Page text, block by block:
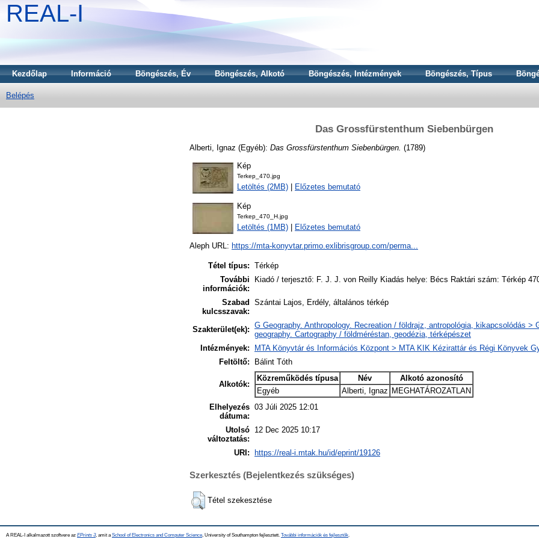
REAL-I
Kezdőlap Információ Böngészés, Év Böngészés, Alkotó Böngészés, Intézmények Böngészés, Típus
Belépés
Das Grossfürstenthum Siebenbürgen
Alberti, Ignaz (Egyéb): Das Grossfürstenthum Siebenbürgen. (1789)
Kép
Terkep_470.jpg
Letöltés (2MB) Előzetes bemutató
Kép
Terkep_470_H.jpg
Letöltés (1MB) Előzetes bemutató
Aleph URL: https://mta-konyvtar.primo.exlibrisgroup.com/perma...
Tétel típus: Térkép
További
információk:
Kiadó / terjesztő: F. J. J. von Reilly Kiadás helye: Bécs Raktári szám: Térkép
Szabad
kulcsszavak:
Szántai Lajos, Erdély, általános térkép
Szakterület(ek): G Geography. Anthropology. Recreation / földrajz, antropológia, kikapcsolódás >
geography. Cartography / földméréstan, geodézia, térképészet
Intézmények:
MTA Könyvtár és Információs Központ > MTA KIK Kézirattár és Régi Könyvek
Feltöltő:
Bálint Tóth
Alkotók:
Közreműködés típusa Név
Alkotó azonosító
Egyéb
Alberti, Ignaz MEGHATÁROZATLAN
Elhelyezés
dátuma:
03 Júli 2025 12:01
Utolsó
változtatás:
12 Dec 2025 10:17
URI: https://real-i.mtak.hu/id/eprint/19126
Szerkesztés (Bejelentkezés szükséges)
Tétel szekesztése
A REAL-I alkalmazott szoftvere az EPrints 3, amit a School of Electronics and Computer Science , University of Southampton fejlesztett. További információk és fejlesztők